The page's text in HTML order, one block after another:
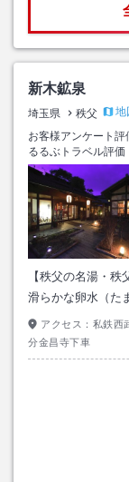
新木鉱泉
埼玉県 秩父
地
お客様アンケート評
るるぶトラベル評価
【秩父の名湯・
滑らかな卵水（た
アクセス： 私鉄西
分金昌寺下車